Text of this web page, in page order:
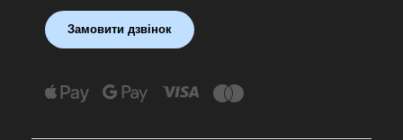
Замовити дзвінок